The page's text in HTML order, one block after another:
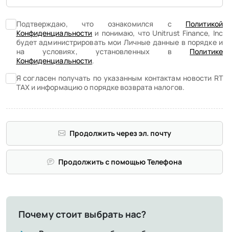
Подтверждаю, что ознакомился с Политикой
Конфиденциальности и понимаю, что Unitrust Finance, Inc
будет администрировать мои Личные данные в порядке и
на условиях, установленных в Политике
Конфиденциальности.
Я согласен получать по указанным контактам новости RT
TAX и информацию о порядке возврата налогов.
Продолжить через эл. почту
Продолжить с помощью Телефона
Почему стоит выбрать нас?